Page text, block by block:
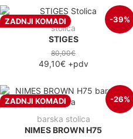
ZADNJI KOMADI -39%
stolica
STIGES
80,00€
49,10€+pdv
ZADNJI KOMADI -26%
barska stolica
NIMES BROWN H75